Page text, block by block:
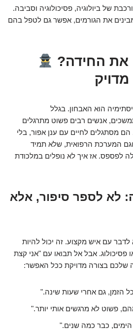
של ביולוגיה, פסיכולוגיה וסביבה.
את הגורמים, אפשר גם לטפל בהם
את החידה?
הוא האבחון. בגלל
אנשים רבים פשוט מתרגלים
מסתגלים לחיים עם ענן אפור, בלי
המערכת הרפואית, שלא תמיד
לפספס. אז איך לא נופלים במלכודת
לא לספר סיפור, אלא
עם איש מקצוע. זה יכול להיות
אבל אל תבואו עם "אני קצת
שלכם בצורה מדויקת ככל האפשר:
הזמן, גם אחרי שעות שינה."
פשוט לא מרגשים אותי יותר."
הימים, כבר כמה שנים."